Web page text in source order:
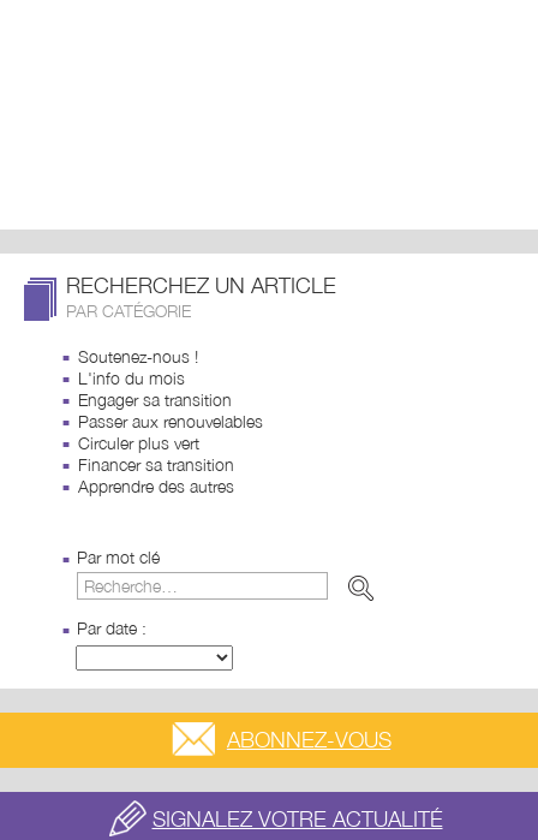
RECHERCHEZ UN ARTICLE
PAR CATÉGORIE
Soutenez-nous !
L'info du mois
Engager sa transition
Passer aux renouvelables
Circuler plus vert
Financer sa transition
Apprendre des autres
Par mot clé
Par date :
ABONNEZ-VOUS
SIGNALEZ VOTRE ACTUALITÉ